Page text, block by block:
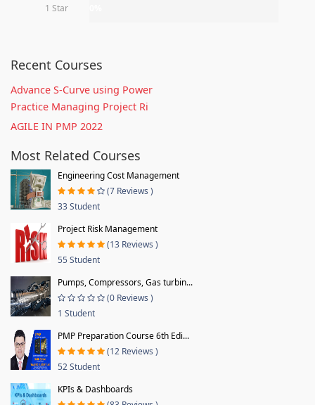
1 Star
Recent Courses
Advance S-Curve using Power
Practice Managing Project Ri
AGILE IN PMP 2022
Most Related Courses
Engineering Cost Management
(7 Reviews )
33 Student
Project Risk Management
(13 Reviews )
55 Student
Pumps, Compressors, Gas turbin...
(0 Reviews )
1 Student
PMP Preparation Course 6th Edi...
(12 Reviews )
52 Student
KPIs & Dashboards